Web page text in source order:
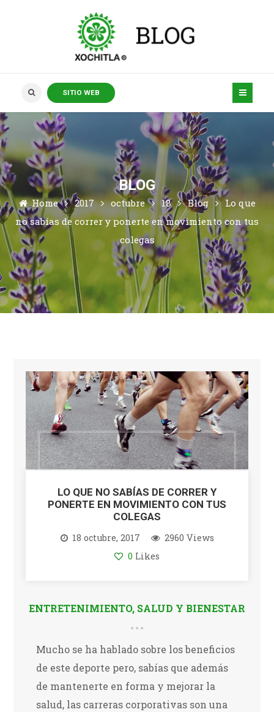
SITIO WEB
BLOG
Home 2017 octubre 18 Blog
Lo que
no sabías de correr y ponerte en movimiento con tus
colegas
LO QUE NO SABÍAS DE CORRER Y
PONERTE EN MOVIMIENTO CON TUS
COLEGAS
18 octubre, 2017
2960 Views
0 Likes
ENTRETENIMIENTO, SALUD Y BIENESTAR
Mucho se ha hablado sobre los beneficios
de este deporte pero, sabías que además
de mantenerte en forma y mejorar la
salud, las carreras corporativas son una